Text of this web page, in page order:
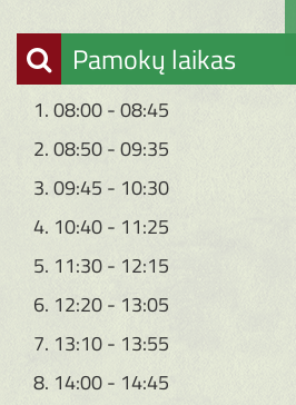
Pamokų laikas
1. 08:00 - 08:45
2. 08:50 - 09:35
3. 09:45 - 10:30
4. 10:40 - 11:25
5. 11:30 - 12:15
6. 12:20 - 13:05
7. 13:10 - 13:55
8. 14:00 - 14:45